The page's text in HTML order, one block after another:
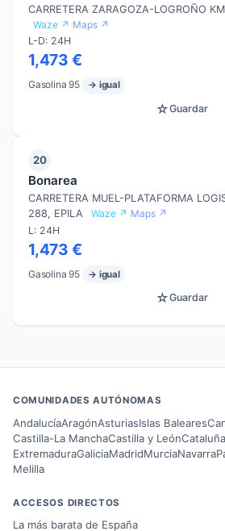
CARRETERA ZARAGOZA-LOGROÑO
Waze ↗ Maps ↗
L-D: 24H
1,473 €
Gasolina 95 → igual
☆Guardar
20
Bonarea
CARRETERA MUEL-PLATAFORMA
288, EPILA
Waze ↗ Maps ↗
L: 24H
1,473 €
Gasolina 95 → igual
☆Guardar
COMUNIDADES AUTÓNOMAS
AndalucíaAragónAsturiasIslas Baleares
Castilla-La ManchaCastilla y LeónCataluña
ExtremaduraGaliciaMadridMurciaNavarra
Melilla
ACCESOS DIRECTOS
La más barata de España